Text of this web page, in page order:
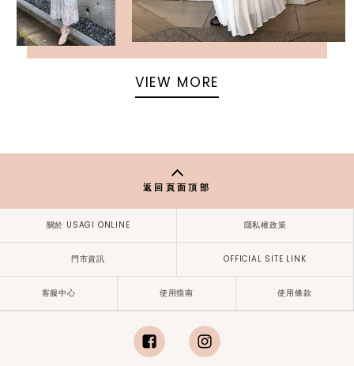
VIEW MORE
返回頁面頂部
關於 USAGI ONLINE 隱私權政策
門市資訊 OFFICIAL SITE LINK
客服中心 使用指南 使用條款